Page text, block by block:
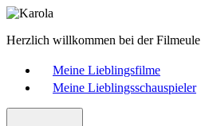
Herzlich willkommen bei der Filmeule
Meine Lieblingsfilme
Meine Lieblingsschauspieler